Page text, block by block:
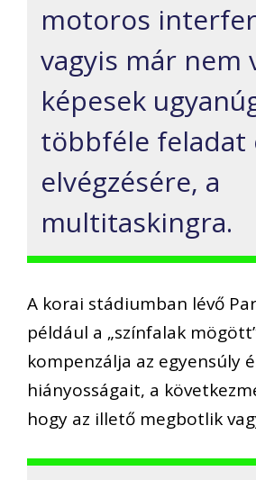
motoros
vagyis már nem
képesek
többféle feladat
elvégzésére, a
multitaskingra.
A korai stádiumban lévő
például a „színfalak
kompenzálja az egyensúly
hiányosságait, a
hogy az illető megbotlik